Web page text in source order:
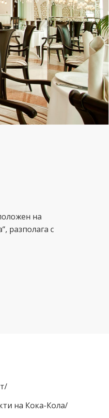
на
разполага с
на Кока-Кола/